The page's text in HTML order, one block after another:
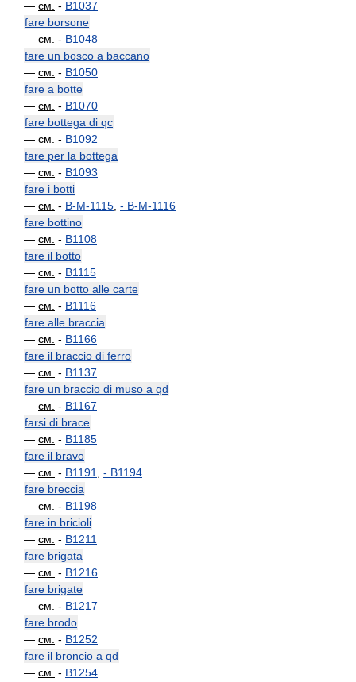
— см. - B1037
fare borsone
— см. - B1048
fare un bosco a baccano
— см. - B1050
fare a botte
— см. - B1070
fare bottega di qc
— см. - B1092
fare per la bottega
— см. - B1093
fare i botti
— см. - B-M-1115 - B-M-1116
fare bottino
— см. - B1108
fare il botto
— см. - B1115
fare un botto alle carte
— см. - B1116
fare alle braccia
— см. - B1166
fare il braccio di ferro
— см. - B1137
fare un braccio di muso a qd
— см. - B1167
farsi di brace
— см. - B1185
fare il bravo
— см. - B1191 - B1194
fare breccia
— см. - B1198
fare in bricioli
— см. - B1211
fare brigata
— см. - B1216
fare brigate
— см. - B1217
fare brodo
— см. - B1252
fare il broncio a qd
— см. - B1254